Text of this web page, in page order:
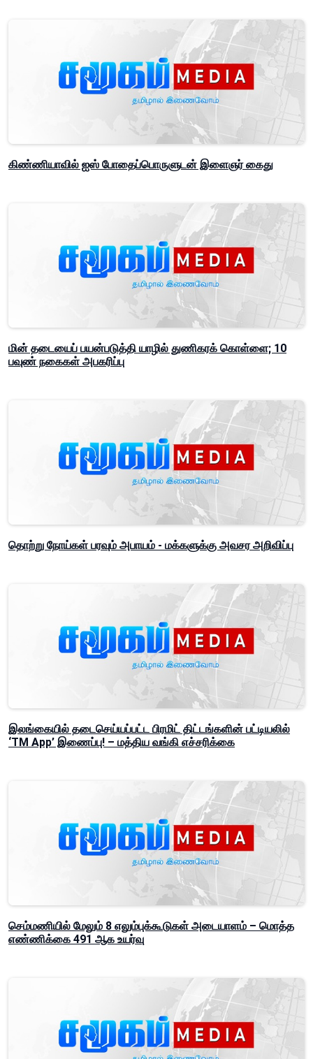
கிண்ணியாவில் ஐஸ் போதைப்பொருளுடன் இளைஞர் கைது
மின் தடையைப் பயன்படுத்தி யாழில் துணிகரக் கொள்ளை; 10
பவுண் நகைகள் அபகரிப்பு
தொற்று நோய்கள் பரவும் அபாயம் - மக்களுக்கு அவசர அறிவிப்பு
இலங்கையில் தடைசெய்யப்பட்ட பிரமிட் திட்டங்களின் பட்டியலில்
‘TM App’ இணைப்பு! – மத்திய வங்கி எச்சரிக்கை
செம்மணியில் மேலும் 8 எலும்புக்கூடுகள் அடையாளம் – மொத்த
எண்ணிக்கை 491 ஆக உயர்வு